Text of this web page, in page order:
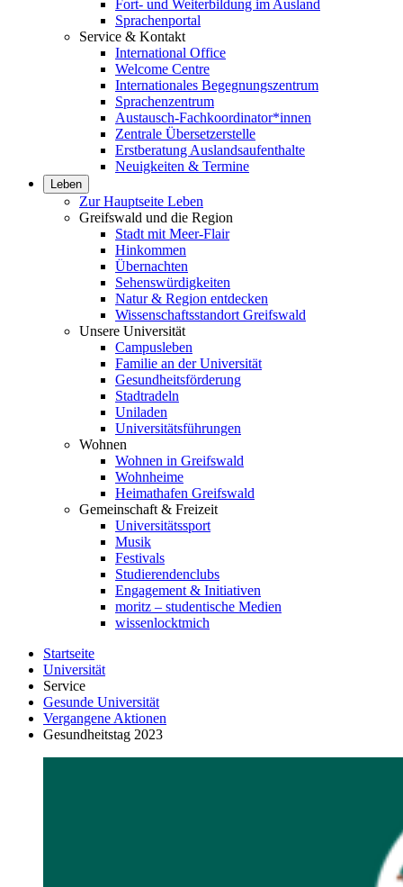
Fort- und Weiterbildung im Ausland
Sprachenportal
Service & Kontakt
International Office
Welcome Centre
Internationales Begegnungszentrum
Sprachenzentrum
Austausch-Fachkoordinator*innen
Zentrale Übersetzerstelle
Erstberatung Auslandsaufenthalte
Neuigkeiten & Termine
Leben
Zur Hauptseite Leben
Greifswald und die Region
Stadt mit Meer-Flair
Hinkommen
Übernachten
Sehenswürdigkeiten
Natur & Region entdecken
Wissenschaftsstandort Greifswald
Unsere Universität
Campusleben
Familie an der Universität
Gesundheitsförderung
Stadtradeln
Uniladen
Universitätsführungen
Wohnen
Wohnen in Greifswald
Wohnheime
Heimathafen Greifswald
Gemeinschaft & Freizeit
Universitätssport
Musik
Festivals
Studierendenclubs
Engagement & Initiativen
moritz – studentische Medien
wissenlocktmich
Startseite
Universität
Service
Gesunde Universität
Vergangene Aktionen
Gesundheitstag 2023